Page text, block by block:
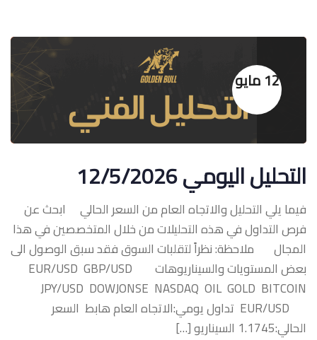
12 مايو
التحليل اليومي 12/5/2026
فيما يلي التحليل والاتجاه العام من السعر الحالي ابحث عن
فرص التداول في هذه التحليلات من خلال المتخصصين في هذا
المجال ملاحظة: نظراً لتقلبات السوق فقد سبق الوصول الى
بعض المستويات والسيناريوهات ‏EUR/USD GBP/USD
‏EUR/USD تداول يومي:الاتجاه العام هابط السعر
الحالي:1.1745 السيناريو […]